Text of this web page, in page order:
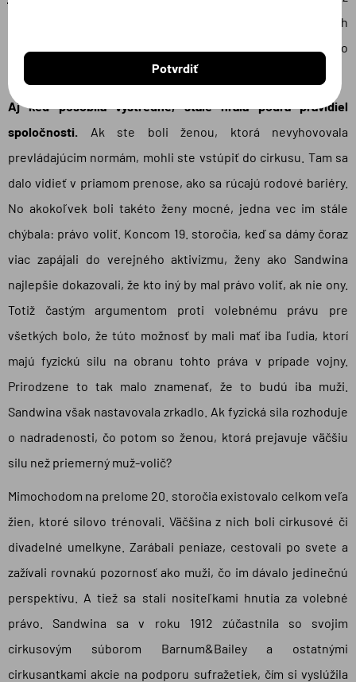
nemala problém ho zdvíhať. Udržať sa na priečkach
obľúbenosti jej pomáhalo aj to, že bola vydatá a často
hovorila o svojich deťoch a domácich záležitostiach.
Aj keď pôsobila výstredne, stále hrala podľa pravidiel
spoločnosti.
Ak ste boli ženou, ktorá nevyhovovala
prevládajúcim normám, mohli ste vstúpiť do cirkusu. Tam sa
dalo vidieť v priamom prenose, ako sa rúcajú rodové bariéry.
No akokoľvek boli takéto ženy mocné, jedna vec im stále
chýbala: právo voliť. Koncom 19. storočia, keď sa dámy čoraz
viac zapájali do verejného aktivizmu, ženy ako Sandwina
najlepšie dokazovali, že kto iný by mal právo voliť, ak nie ony.
Totiž častým argumentom proti volebnému právu pre
všetkých bolo, že túto možnosť by mali mať iba ľudia, ktorí
majú fyzickú silu na obranu tohto práva v prípade vojny.
Prirodzene to tak malo znamenať, že to budú iba muži.
Sandwina však nastavovala zrkadlo. Ak fyzická sila rozhoduje
o nadradenosti, čo potom so ženou, ktorá prejavuje väčšiu
silu než priemerný muž-volič?
Mimochodom na prelome 20. storočia existovalo celkom veľa
žien, ktoré silovo trénovali. Väčšina z nich boli cirkusové či
divadelné umelkyne. Zarábali peniaze, cestovali po svete a
zažívali rovnakú pozornosť ako muži, čo im dávalo jedinečnú
perspektívu. A tiež sa stali nositeľkami hnutia za volebné
právo. Sandwina sa v roku 1912 zúčastnila so svojim
cirkusovým súborom Barnum&Bailey a ostatnými
cirkusantkami akcie na podporu sufražetiek, čím si vyslúžila
Potvrdiť